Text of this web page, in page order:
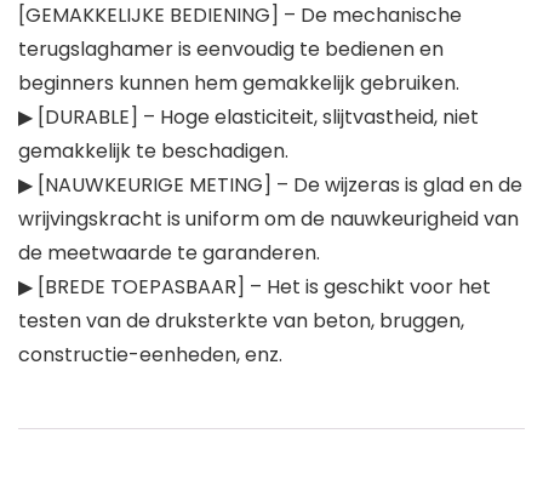
[GEMAKKELIJKE BEDIENING] – De mechanische
terugslaghamer is eenvoudig te bedienen en
beginners kunnen hem gemakkelijk gebruiken.
▶ [DURABLE] – Hoge elasticiteit, slijtvastheid, niet
gemakkelijk te beschadigen.
▶ [NAUWKEURIGE METING] – De wijzeras is glad en de
wrijvingskracht is uniform om de nauwkeurigheid van
de meetwaarde te garanderen.
▶ [BREDE TOEPASBAAR] – Het is geschikt voor het
testen van de druksterkte van beton, bruggen,
constructie-eenheden, enz.